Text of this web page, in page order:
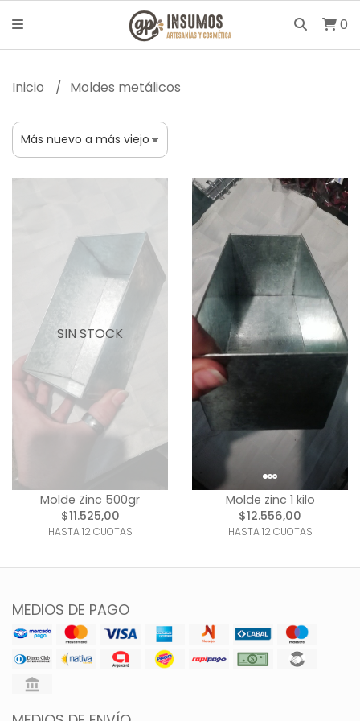
0
Inicio Moldes metálicos
SIN STOCK
Molde Zinc 500gr
$11.525,00
HASTA 12 CUOTAS
Molde zinc 1 kilo
$12.556,00
HASTA 12 CUOTAS
MEDIOS DE PAGO